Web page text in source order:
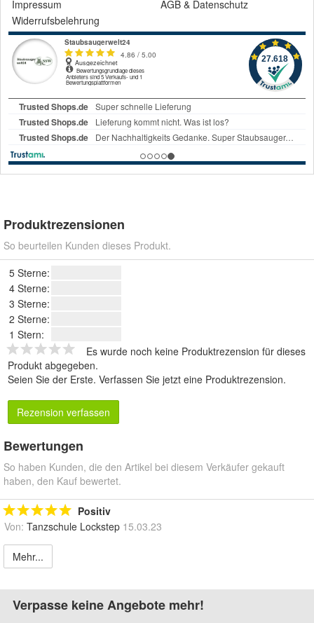
Impressum
AGB & Datenschutz
Widerrufsbelehrung
Produktrezensionen
So beurteilen Kunden dieses Produkt.
5 Sterne:
4 Sterne:
3 Sterne:
2 Sterne:
1 Stern:
Es wurde noch keine Produktrezension für dieses
Produkt abgegeben.
Seien Sie der Erste. Verfassen Sie jetzt eine Produktrezension.
Rezension verfassen
Bewertungen
So haben Kunden, die den Artikel bei diesem Verkäufer gekauft
haben, den Kauf bewertet.
Positiv
Von: Tanzschule Lockstep 15.03.23
Mehr...
Verpasse keine Angebote mehr!